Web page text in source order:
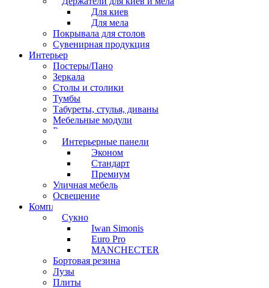
Для киев
Для мела
Покрывала для столов
Сувенирная продукция
Интерьер
Постеры/Пано
Зеркала
Столы и столики
Тумбы
Табуреты, стулья, диваны
Мебельные модули
Рамы под картины
Интерьерные панели
Эконом
Стандарт
Премиум
Уличная мебель
Освещение
Комплектующие
Сукно
Iwan Simonis
Euro Pro
MANCHECTER
Бортовая резина
Лузы
Плиты